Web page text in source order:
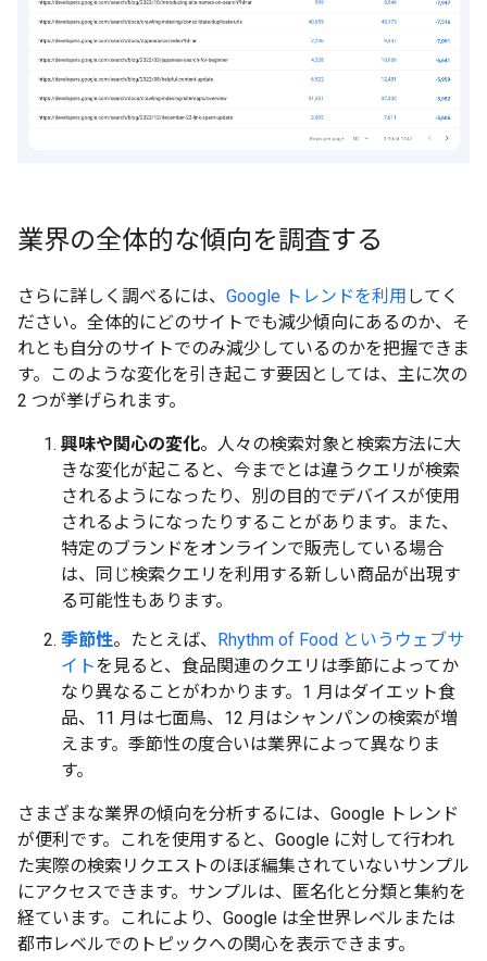
業界の全体的な傾向を調査する
さらに詳しく調べるには、 Google トレンドを利用 してく
ださい。全体的にどのサイトでも減少傾向にあるのか、そ
れとも自分のサイトでのみ減少しているのかを把握できま
す。このような変化を引き起こす要因としては、主に次の
2 つが挙げられます。
興味や関心の変化。人々の検索対象と検索方法に大
きな変化が起こると、今までとは違うクエリが検索
されるようになったり、別の目的でデバイスが使用
されるようになったりすることがあります。また、
特定のブランドをオンラインで販売している場合
は、同じ検索クエリを利用する新しい商品が出現す
る可能性もあります。
季節性。たとえば、 Rhythm of Food というウェブサ
イトを見ると、食品関連のクエリは季節によってか
なり異なることがわかります。1 月はダイエット食
品、11 月は七面鳥、12 月はシャンパンの検索が増
えます。季節性の度合いは業界によって異なりま
す。
さまざまな業界の傾向を分析するには、Google トレンド
が便利です。これを使用すると、Google に対して行われ
た実際の検索リクエストのほぼ編集されていないサンプル
にアクセスできます。サンプルは、匿名化と分類と集約を
経ています。これにより、Google は全世界レベルまたは
都市レベルでのトピックへの関心を表示できます。